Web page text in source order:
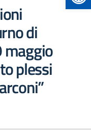
di
maggio
plessi